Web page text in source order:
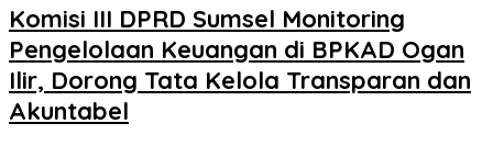
Komisi III DPRD Sumsel Monitoring
Pengelolaan Keuangan di BPKAD Ogan
Ilir, Dorong Tata Kelola Transparan dan
Akuntabel